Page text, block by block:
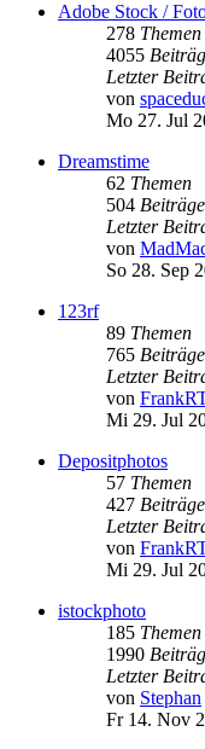
Adobe Stock /
278 Themen
4055
Letzter
von
Mo 27. Jul
Dreamstime
62 Themen
504 Beiträge
Letzter
von
So 28. Sep
123rf
89 Themen
765 Beiträge
Letzter
von
Mi 29. Jul
Depositphotos
57 Themen
427 Beiträge
Letzter
von
Mi 29. Jul
istockphoto
185 Themen
1990
Letzter
von Stephan
Fr 14. Nov